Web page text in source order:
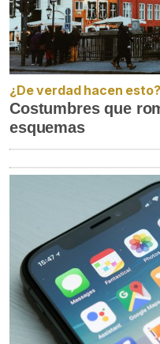
¿De verdad hacen esto?
Costumbres que
esquemas